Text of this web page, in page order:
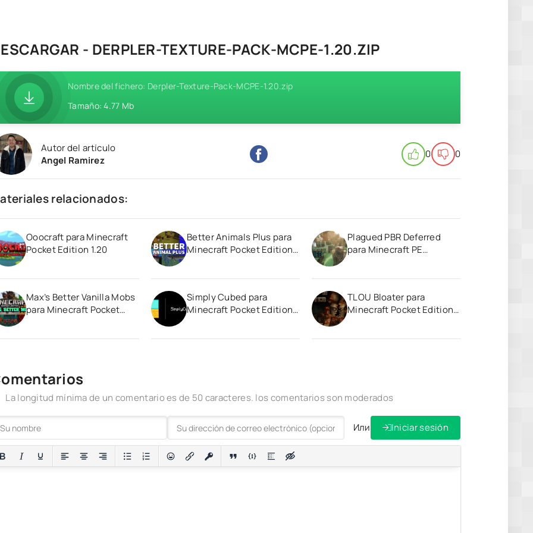
- DERPLER-TEXTURE-PACK-MCPE-1.20.ZIP
Nombre del fichero: Derpler-Texture-Pack-MCPE-1.20.zip
Tamaño: 4.77 Mb
Autor del artículo
Angel Ramirez
0 0
relacionados:
Ooocraft para Minecraft
Pocket Edition 1.20
Better Animals Plus para
Minecraft Pocket Edition
Plagued PBR Deferred
para Minecraft PE
Max’s Better Vanilla Mobs
para Minecraft Pocket
Simply Cubed para
Minecraft Pocket Edition
TLOU Bloater para
Minecraft Pocket Edition
La longitud mínima de un comentario es de 50 caracteres. los comentarios son moderados
Или Iniciar sesión